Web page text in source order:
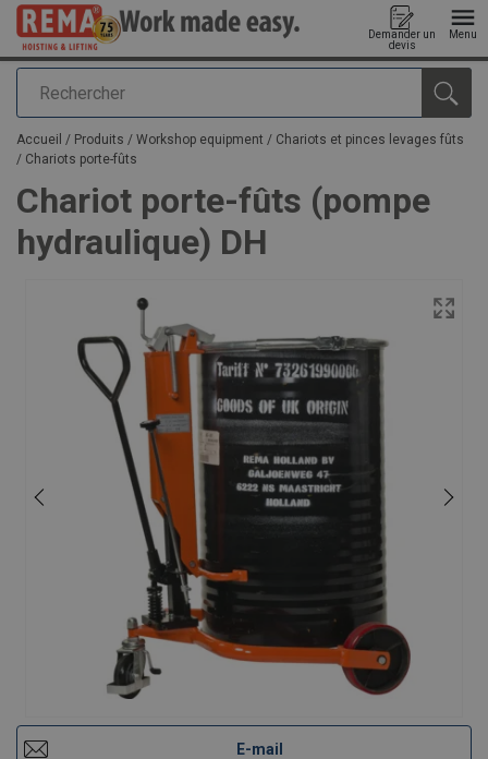
Rechercher
Demander un
devis
Menu
Ajouté au panier
Accueil / Produits / Workshop equipment / Chariots et pinces levages fûts
/ Chariots porte-fûts
Chariot porte-fûts (pompe
hydraulique) DH
E-mail